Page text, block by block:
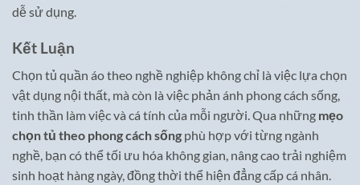
dễ sử dụng.
Kết Luận
Chọn tủ quần áo theo nghề nghiệp không chỉ là việc lựa chọn
vật dụng nội thất, mà còn là việc phản ánh phong cách sống,
tinh thần làm việc và cá tính của mỗi người. Qua những mẹo
chọn tủ theo phong cách sống phù hợp với từng ngành
nghề, bạn có thể tối ưu hóa không gian, nâng cao trải nghiệm
sinh hoạt hàng ngày, đồng thời thể hiện đẳng cấp cá nhân.